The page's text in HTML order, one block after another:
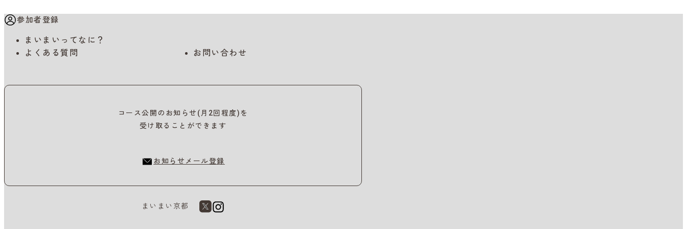
参加者登録
まいまいってなに？
よくある質問
お問い合わせ
コース公開のお知らせ(月2回程度)を
受け取ることができます
お知らせメール登録
まいまい京都